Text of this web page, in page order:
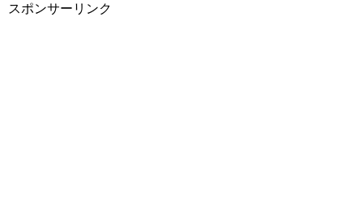
スポンサーリンク